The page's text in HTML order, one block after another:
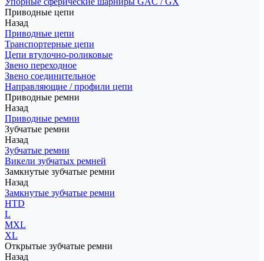
Приводные цепи
Назад
Приводные цепи
Транспортерные цепи
Цепи втулочно-роликовые
Звено переходное
Звено соединительное
Направляющие / профили цепи
Приводные ремни
Назад
Приводные ремни
Зубчатые ремни
Назад
Зубчатые ремни
Викели зубчатых ремней
Замкнутые зубчатые ремни
Назад
Замкнутые зубчатые ремни
HTD
L
MXL
XL
Открытые зубчатые ремни
Назад